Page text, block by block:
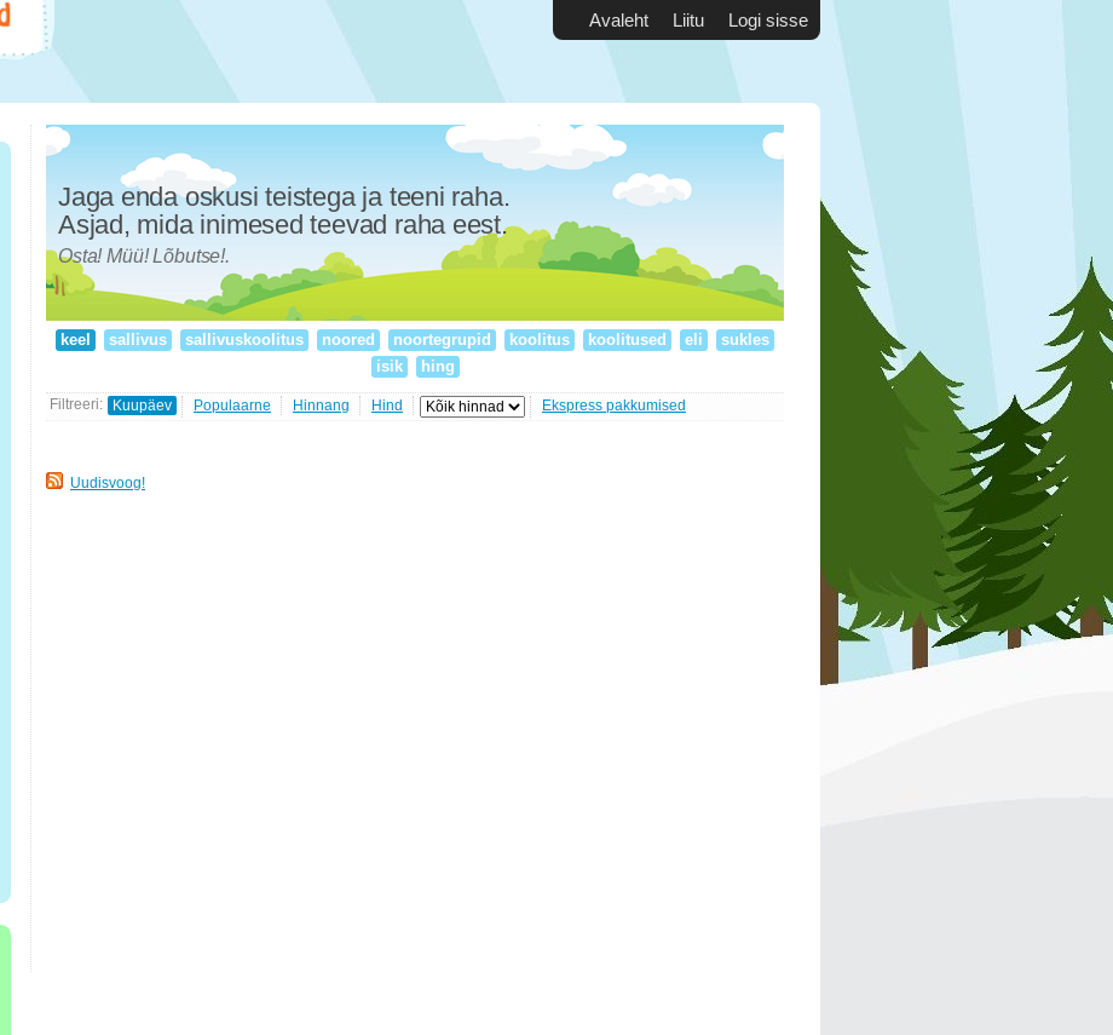
Avaleht Liitu Logi sisse
Jaga enda oskusi teistega ja teeni raha.
Asjad, mida inimesed teevad raha eest.
Osta! Müü! Lõbutse!.
keel sallivus sallivuskoolitus noored noortegrupid koolitus koolitused eli
sukles
isik
hing
Filtreeri: Kuupäev Populaarne Hinnang Hind Ekspress pakkumised
Uudisvoog!